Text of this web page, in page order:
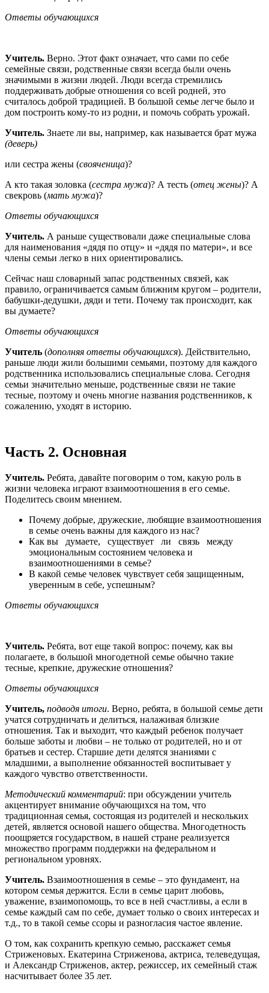
Ответы обучающихся
Учитель. Верно. Этот факт означает, что сами по себе
семейные связи, родственные связи всегда были очень
значимыми в жизни людей. Люди всегда стремились
поддерживать добрые отношения со всей родней, это
считалось доброй традицией. В большой семье легче было и
дом построить кому-то из родни, и помочь собрать урожай.
Учитель. Знаете ли вы, например, как называется брат мужа
(деверь)
или сестра жены (свояченица)?
А кто такая золовка (сестра мужа)? А тесть (отец жены)? А
свекровь (мать мужа)?
Ответы обучающихся
Учитель. А раньше существовали даже специальные слова
для наименования «дядя по отцу» и «дядя по матери», и все
члены семьи легко в них ориентировались.
Сейчас наш словарный запас родственных связей, как
правило, ограничивается самым ближним кругом – родители,
бабушки-дедушки, дяди и тети. Почему так происходит, как
вы думаете?
Ответы обучающихся
Учитель (дополняя ответы обучающихся). Действительно,
раньше люди жили большими семьями, поэтому для каждого
родственника использовались специальные слова. Сегодня
семьи значительно меньше, родственные связи не такие
тесные, поэтому и очень многие названия родственников, к
сожалению, уходят в историю.
Часть 2. Основная
Учитель. Ребята, давайте поговорим о том, какую роль в
жизни человека играют взаимоотношения в его семье.
Поделитесь своим мнением.
Почему добрые, дружеские, любящие взаимоотношения
в семье очень важны для каждого из нас?
Как вы думаете, существует ли связь между
эмоциональным состоянием человека и
взаимоотношениями в семье?
В какой семье человек чувствует себя защищенным,
уверенным в себе, успешным?
Ответы обучающихся
Учитель. Ребята, вот еще такой вопрос: почему, как вы
полагаете, в большой многодетной семье обычно такие
тесные, крепкие, дружеские отношения?
Ответы обучающихся
Учитель, подводя итоги. Верно, ребята, в большой семье дети
учатся сотрудничать и делиться, налаживая близкие
отношения. Так и выходит, что каждый ребенок получает
больше заботы и любви – не только от родителей, но и от
братьев и сестер. Старшие дети делятся знаниями с
младшими, а выполнение обязанностей воспитывает у
каждого чувство ответственности.
Методический комментарий: при обсуждении учитель
акцентирует внимание обучающихся на том, что
традиционная семья, состоящая из родителей и нескольких
детей, является основой нашего общества. Многодетность
поощряется государством, в нашей стране реализуется
множество программ поддержки на федеральном и
региональном уровнях.
Учитель. Взаимоотношения в семье – это фундамент, на
котором семья держится. Если в семье царит любовь,
уважение, взаимопомощь, то все в ней счастливы, а если в
семье каждый сам по себе, думает только о своих интересах и
т.д., то в такой семье ссоры и разногласия частое явление.
О том, как сохранить крепкую семью, расскажет семья
Стриженовых. Екатерина Стриженова, актриса, телеведущая,
и Александр Стриженов, актер, режиссер, их семейный стаж
насчитывает более 35 лет.